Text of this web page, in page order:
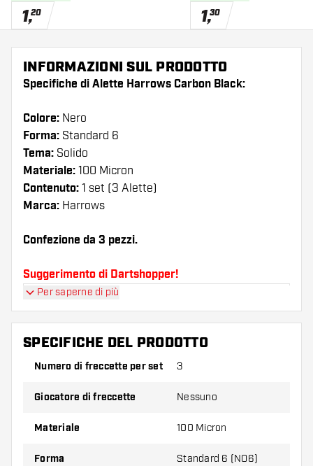
1,20 1,30
INFORMAZIONI SUL PRODOTTO
Specifiche di Alette Harrows Carbon Black:
Colore: Nero
Forma: Standard 6
Tema: Solido
Materiale: 100 Micron
Contenuto: 1 set (3 Alette)
Marca: Harrows
Confezione da 3 pezzi.
Suggerimento di Dartshopper!
numero di alette e di astine. Questi possono
danneggiarsi o rompersi con l'uso.
spessore diverso di alette per scoprire quale
Per saperne di più
SPECIFICHE DEL PRODOTTO
Numero di freccette per set 3
Giocatore di freccette Nessuno
Materiale 100 Micron
Forma Standard 6 (NO6)